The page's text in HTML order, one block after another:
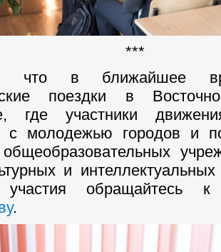
***
что в ближайшее
поездки в
где участники
с молодежью городов и
и
участия обращайтесь
.